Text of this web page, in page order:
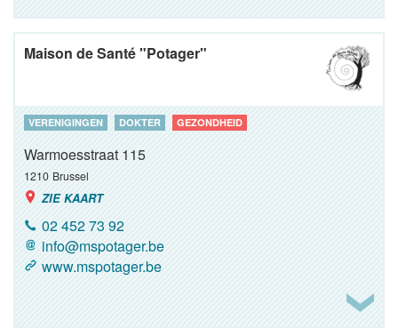
Maison de Santé "Potager"
VERENIGINGEN DOKTER GEZONDHEID
Warmoesstraat 115
1210 Brussel
ZIE KAART
02 452 73 92
info@mspotager.be
www.mspotager.be